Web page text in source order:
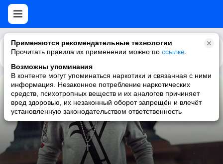
Применяются рекомендательные технологии
Прочитать правила их применении можно по ссылке
Возможны упоминания
В контенте могут упоминаться наркотики и связанная с ними
информация. Незаконное потребление наркотических
средств, психотропных веществ и их аналогов причиняет
вред здоровью, их незаконный оборот запрещён и влечёт
установленную законодательством ответственность
Каталог Рекомендации
My Own Step (Theme From Step Up 3D)
Roscoe Dash & T-Pain feat. Fabo